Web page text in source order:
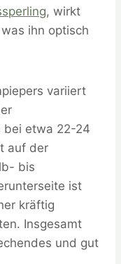
, wirkt
ihn optisch
variiert
bei etwa 22-24
auf der
bis
ist
kräftig
Insgesamt
und gut